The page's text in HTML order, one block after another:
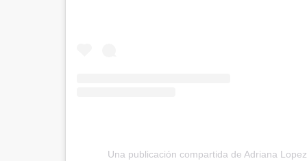
Una publicación compartida de Adriana